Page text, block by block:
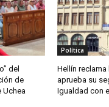
del
de
Uchea
Política
Hellín reclama
aprueba su
Igualdad con